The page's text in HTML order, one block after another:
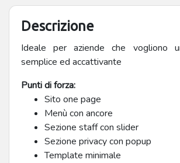
Descrizione
Ideale per aziende che vogliono
semplice ed accattivante
Punti di forza:
Sito one page
Menù con ancore
Sezione staff con slider
Sezione privacy con popup
Template minimale